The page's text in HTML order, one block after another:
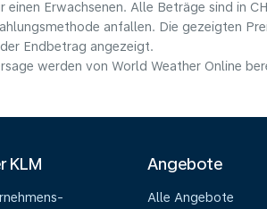
Erwachsenen. Alle Beträge sind in
anfallen. Die gezeigten
Endbetrag angezeigt.
werden von World Weather Online
KLM Angebote
Alle Angebote